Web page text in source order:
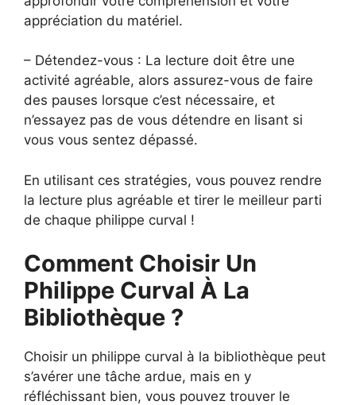
appréciation du matériel.
– Détendez-vous : La lecture doit être une
activité agréable, alors assurez-vous de faire
des pauses lorsque c’est nécessaire, et
n’essayez pas de vous détendre en lisant si
vous vous sentez dépassé.
En utilisant ces stratégies, vous pouvez rendre
la lecture plus agréable et tirer le meilleur parti
de chaque philippe curval !
Comment Choisir Un
Philippe Curval À La
Bibliothèque ?
Choisir un philippe curval à la bibliothèque peut
s’avérer une tâche ardue, mais en y
réfléchissant bien, vous pouvez trouver le